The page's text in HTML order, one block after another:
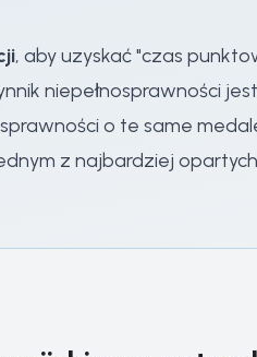
, aby uzyskać "czas
niepełnosprawności jest
o te same
z najbardziej